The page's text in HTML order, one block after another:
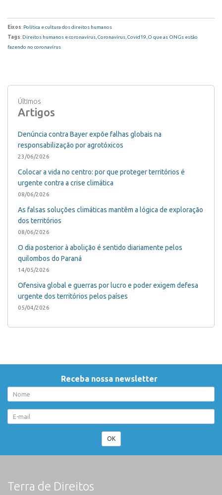
Eixos: Política e cultura dos direitos humanos
Tags: Direitos humanos e coronavírus,Coronavírus,Covid19,O que as ONGs estão
fazendo no coronavírus
Últimos
Artigos
Denúncia contra Bayer expõe falhas globais na
responsabilização por agrotóxicos
23/06/2026
Colocar a vida no centro: por que proteger territórios é
urgente contra a crise climática
08/06/2026
As falsas soluções climáticas mantêm a lógica de exploração
dos territórios
08/06/2026
O dia posterior à abolição é sentido diariamente pelos
quilombos do Paraná
14/05/2026
Ofensiva global e guerras por lucro e poder exigem defesa
urgente dos territórios pelos países
05/04/2026
Receba nossa newsletter
OK
Terra de Direitos